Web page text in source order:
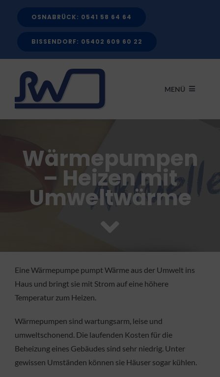
OSNABRÜCK: 0541 58 64 64
BISSENDORF: 05402 609 60 22
MENÜ
LEISTUNGEN
FÖRDERMITTEL
FACHBETRIEB
KONTAKT
Wärmepumpen
– Heizen mit
Umweltwärme
Eine Wärmepumpe pumpt Wärme aus der Umwelt ins
Haus und bringt sie mit Strom auf eine höhere
Temperatur zum Heizen.
Wärmepumpen sind wartungsarm, leise und
umweltschonend. Die laufenden Kosten für die
Beheizung eines Gebäudes sind sehr niedrig. Unter
gewissen Umständen können sie Häuser sogar kühlen.